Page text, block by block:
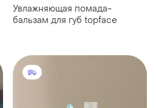
Увлажняющая помада-
бальзам для губ topface